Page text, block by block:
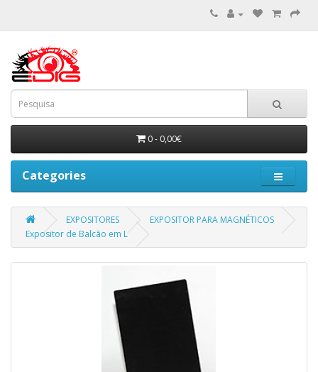
0 - 0,00€
Categories
EXPOSITORES
EXPOSITOR PARA MAGNÉTICOS
Expositor de Balcão em L